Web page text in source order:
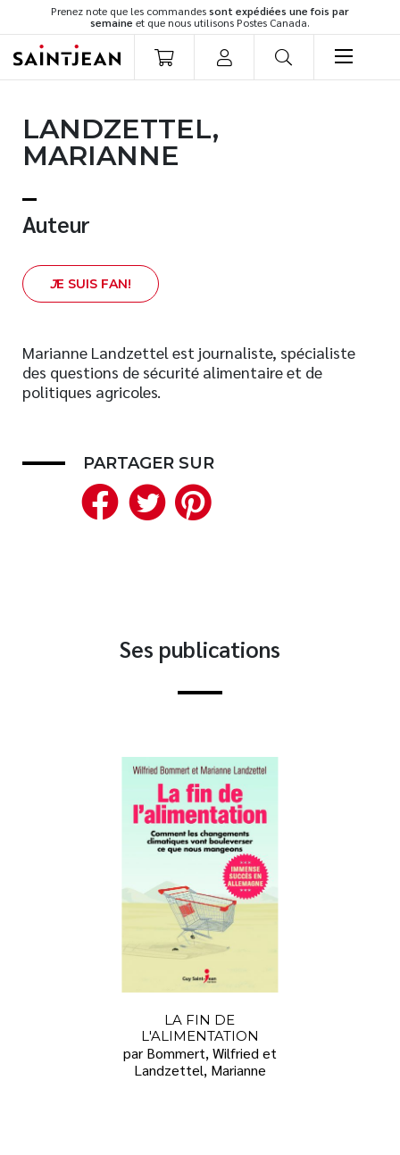
Prenez note que les commandessont expédiées une fois par
semaine et que nous utilisons Postes Canada.
Romans
Cuisine
Littérature jeunesse
Famille
Culture générale
Vie pratique
Finances
Meilleurs vendeurs
LANDZETTEL,
MARIANNE
Auteur
JE SUIS FAN!
Marianne Landzettel est journaliste, spécialiste
des questions de sécurité alimentaire et de
politiques agricoles.
PARTAGER SUR
Facebook
Twitter
Ses publications
LA FIN DE
L'ALIMENTATION
par Bommert, Wilfried et
Landzettel, Marianne